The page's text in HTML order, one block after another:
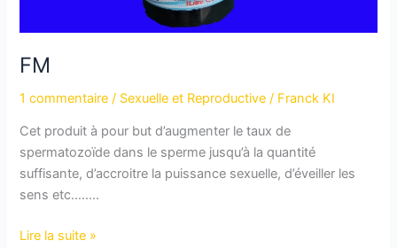
FM
1 commentaire / Sexuelle et Reproductive / Franck KI
Cet produit à pour but d’augmenter le taux de
spermatozoïde dans le sperme jusqu’à la quantité
suffisante, d’accroitre la puissance sexuelle, d’éveiller les
sens etc……..
Lire la suite »